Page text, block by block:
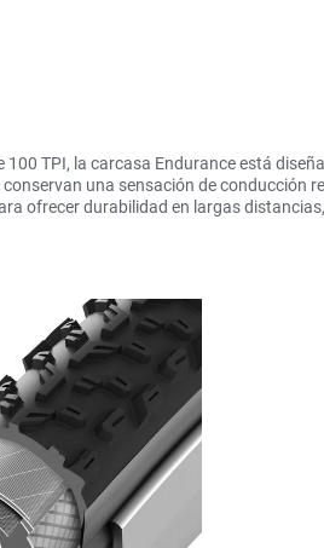
100 TPI, la carcasa Endurance está
una sensación de conducción
ofrecer durabilidad en largas